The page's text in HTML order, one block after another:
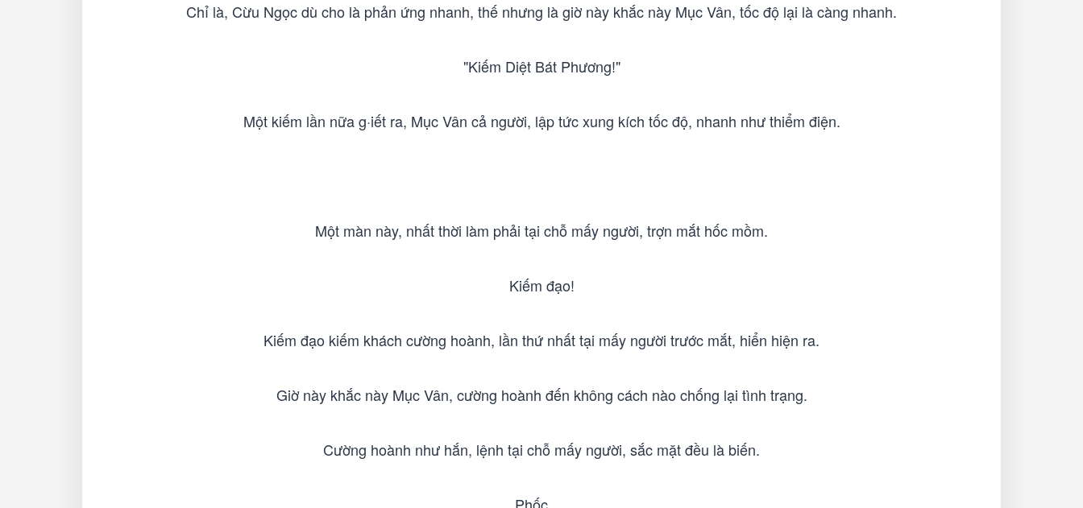
Chỉ là, Cừu Ngọc dù cho là phản ứng nhanh, thế nhưng là giờ này khắc này Mục Vân, tốc độ lại là càng nhanh.
"Kiếm Diệt Bát Phương!"
Một kiếm lần nữa g·iết ra, Mục Vân cả người, lập tức xung kích tốc độ, nhanh như thiểm điện.
Một màn này, nhất thời làm phải tại chỗ mấy người, trợn mắt hốc mồm.
Kiếm đạo!
Kiếm đạo kiếm khách cường hoành, lần thứ nhất tại mấy người trước mắt, hiển hiện ra.
Giờ này khắc này Mục Vân, cường hoành đến không cách nào chống lại tình trạng.
Cường hoành như hắn, lệnh tại chỗ mấy người, sắc mặt đều là biến.